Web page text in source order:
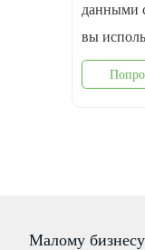
данными
вы
Малому бизнесу